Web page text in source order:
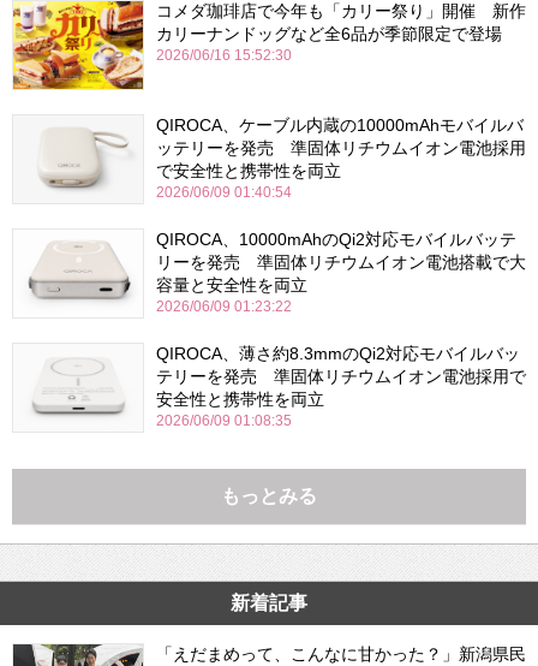
コメダ珈琲店で今年も「カリー祭り」開催 新作
カリーナンドッグなど全6品が季節限定で登場
2026/06/16 15:52:30
QIROCA、ケーブル内蔵の10000mAhモバイルバ
ッテリーを発売 準固体リチウムイオン電池採用
で安全性と携帯性を両立
2026/06/09 01:40:54
QIROCA、10000mAhのQi2対応モバイルバッテ
リーを発売 準固体リチウムイオン電池搭載で大
容量と安全性を両立
2026/06/09 01:23:22
QIROCA、薄さ約8.3mmのQi2対応モバイルバッ
テリーを発売 準固体リチウムイオン電池採用で
安全性と携帯性を両立
2026/06/09 01:08:35
もっとみる
新着記事
「えだまめって、こんなに甘かった？」新潟県民